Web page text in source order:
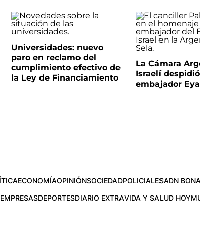
Universidades: nuevo
paro en reclamo del
cumplimiento efectivo de
la Ley de Financiamiento
La Cámara
Israelí
embajador
ECONOMÍAOPINIÓNSOCIEDADPOLICIALESADN
EMPRESASDEPORTESDIARIO EXTRAVIDA Y SALUD HOY